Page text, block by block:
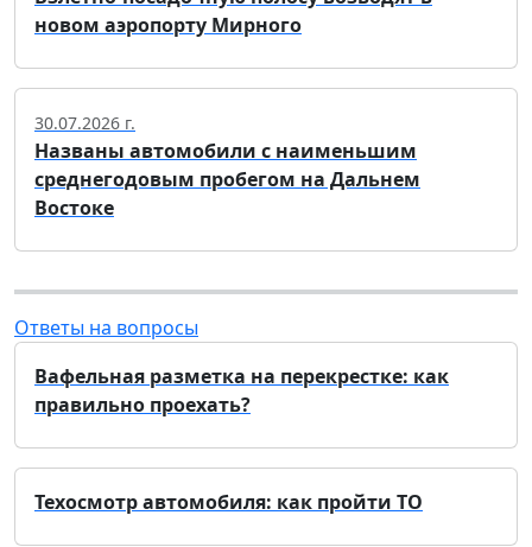
новом аэропорту Мирного
30.07.2026 г.
Названы автомобили с наименьшим
среднегодовым пробегом на Дальнем
Востоке
Ответы на вопросы
Вафельная разметка на перекрестке: как
правильно проехать?
Техосмотр автомобиля: как пройти ТО